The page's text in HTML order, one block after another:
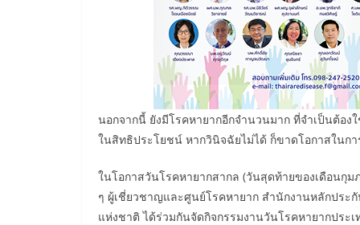
นอกจากนี้ ยังมีโรคหายากอีกจำนวนมาก ที่จำเป็นต้อ
ในสิทธิประโยชน์ หากวินิจฉัยไม่ได้ ก็ขาดโอกาสในกา
ในโอกาสวันโรคหายากสากล (วันสุดท้ายของเดือนกุ
ๆ ผู้เชี่ยวชาญและศูนย์โรคหายาก สำนักงานหลักปร
แห่งชาติ ได้ร่วมกันจัดกิจกรรมงานวันโรคหายากประ